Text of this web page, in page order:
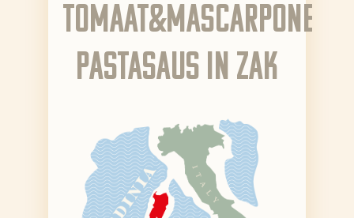
Tomaat&Mascarpone
pastasaus in zak